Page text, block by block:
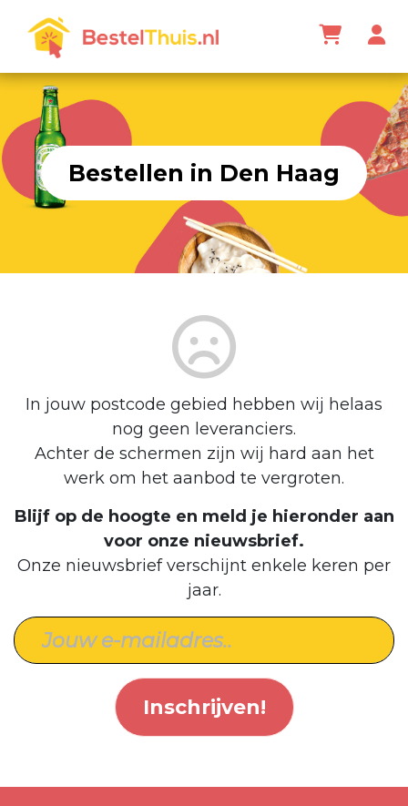
Bestellen in Den Haag
In jouw postcode gebied hebben wij helaas
nog geen leveranciers.
Achter de schermen zijn wij hard aan het
werk om het aanbod te vergroten.
Blijf op de hoogte en meld je hieronder aan
voor onze nieuwsbrief.
Onze nieuwsbrief verschijnt enkele keren per
jaar.
Inschrijven!